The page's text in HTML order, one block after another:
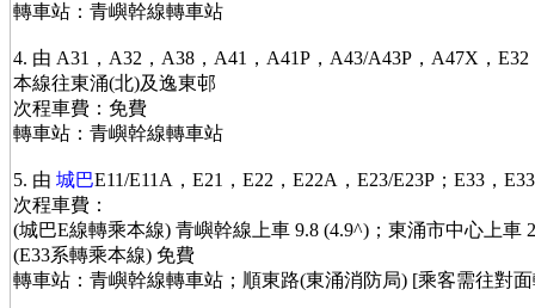
轉車站：青嶼幹線轉車站
4. 由 A31，A32，A38，A41，A41P，A43/A43P，A47X，E32
本線往東涌(北)及逸東邨
次程車費：免費
轉車站：青嶼幹線轉車站
5. 由 城巴E11/E11A，E21，E22，E22A，E23/E23P；E33，
次程車費：
(城巴E線轉乘本線) 青嶼幹線上車 9.8 (4.9^)；東涌市中心上車
(E33系轉乘本線) 免費
轉車站：青嶼幹線轉車站；順東路(東涌消防局) [乘客需往對